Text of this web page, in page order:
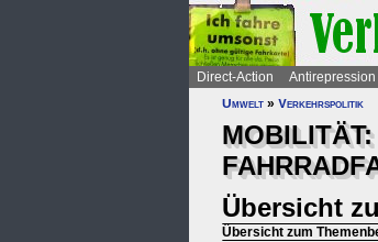
Direct-Action Antirepression
Umwelt » Verkehrspolitik
Übersicht
Übersicht zum